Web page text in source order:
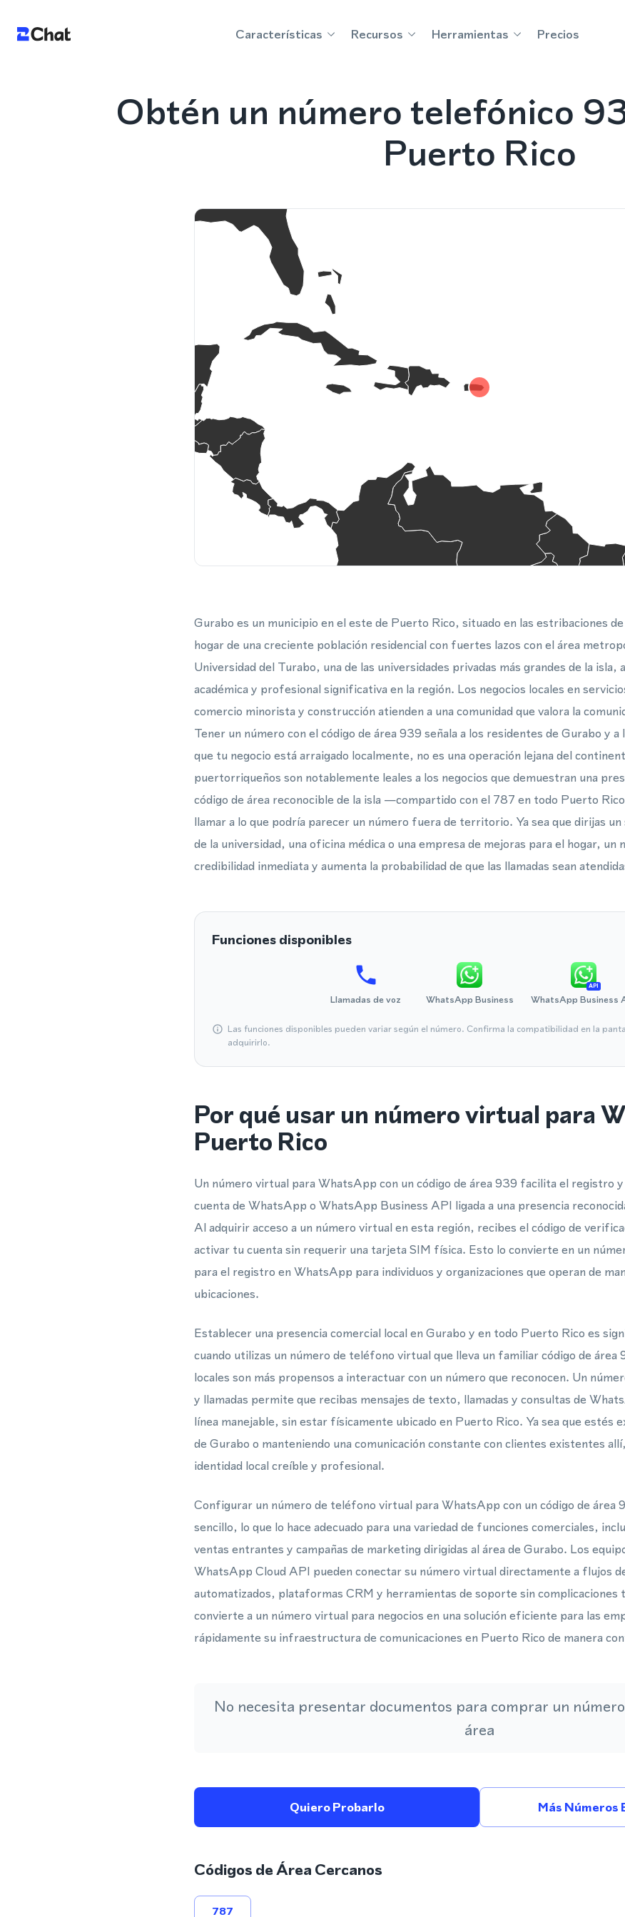
Características Recursos Herramientas Precios
Obtén un número telefónico
Puerto Rico
Gurabo es un municipio en el este de Puerto Rico, situado en las estribaciones
hogar de una creciente población residencial con fuertes lazos con el área
Universidad del Turabo, una de las universidades privadas más grandes de la isla,
académica y profesional significativa en la región. Los negocios locales en
comercio minorista y construcción atienden a una comunidad que valora la
Tener un número con el código de área 939 señala a los residentes de Gurabo y
que tu negocio está arraigado localmente, no es una operación lejana del
puertorriqueños son notablemente leales a los negocios que demuestran una
código de área reconocible de la isla —compartido con el 787 en todo Puerto
llamar a lo que podría parecer un número fuera de territorio. Ya sea que dirijas
de la universidad, una oficina médica o una empresa de mejoras para el hogar, un
credibilidad inmediata y aumenta la probabilidad de que las llamadas sean
Funciones disponibles
Llamadas de voz WhatsApp Business
API
WhatsApp Business
Las funciones disponibles pueden variar según el número. Confirma la compatibilidad en la
adquirirlo.
Por qué usar un número virtual para
Puerto Rico
Un número virtual para WhatsApp con un código de área 939 facilita el registro
cuenta de WhatsApp o WhatsApp Business API ligada a una presencia
Al adquirir acceso a un número virtual en esta región, recibes el código de
activar tu cuenta sin requerir una tarjeta SIM física. Esto lo convierte en un
para el registro en WhatsApp para individuos y organizaciones que operan de
ubicaciones.
Establecer una presencia comercial local en Gurabo y en todo Puerto Rico es
cuando utilizas un número de teléfono virtual que lleva un familiar código de área
locales son más propensos a interactuar con un número que reconocen. Un
y llamadas permite que recibas mensajes de texto, llamadas y consultas de
línea manejable, sin estar físicamente ubicado en Puerto Rico. Ya sea que estés
de Gurabo o manteniendo una comunicación constante con clientes existentes
identidad local creíble y profesional.
Configurar un número de teléfono virtual para WhatsApp con un código de área
sencillo, lo que lo hace adecuado para una variedad de funciones comerciales,
ventas entrantes y campañas de marketing dirigidas al área de Gurabo. Los
WhatsApp Cloud API pueden conectar su número virtual directamente a flujos
automatizados, plataformas CRM y herramientas de soporte sin complicaciones
convierte a un número virtual para negocios en una solución eficiente para las
rápidamente su infraestructura de comunicaciones en Puerto Rico de manera
No necesita presentar documentos para comprar un
área
Quiero Probarlo Más Números
Códigos de Área Cercanos
787